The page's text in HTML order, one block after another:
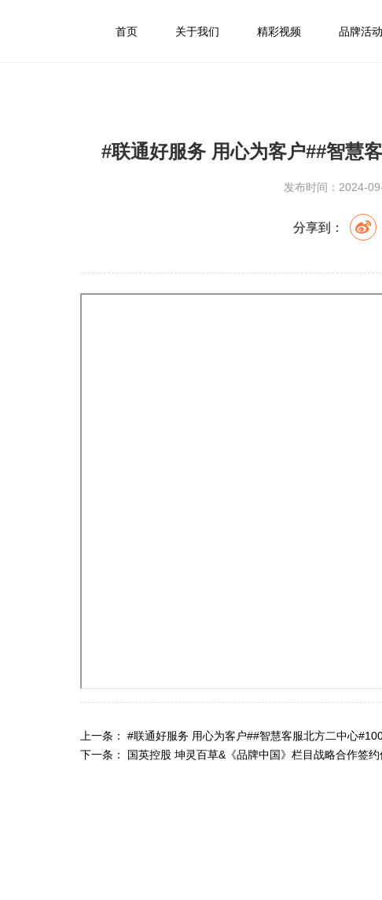
首页 关于我们 精彩视频 品牌活动
#联通好服务 用心为客户##智慧
发布时间：2024-
分享到：
上一条： #联通好服务 用心为客户##智慧客服北方二中心
下一条： 国英控股 坤灵百草&《品牌中国》栏目战略合作签约